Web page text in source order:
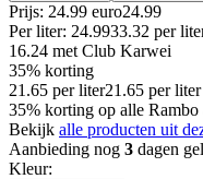
Prijs: 24.99 euro24.99
Per liter: 24.9933.32 per
16.24 met Club Karwei
35% korting
21.65 per liter21.65 per liter
35% korting op alle
Bekijk alle producten uit
Aanbieding nog 3 dagen
Kleur: